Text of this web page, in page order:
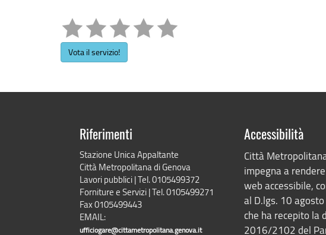
Vota il servizio!
Riferimenti
Stazione Unica Appaltante
Città Metropolitana di Genova
Lavori pubblici | Tel. 0105499372
Forniture e Servizi | Tel. 0105499271
Fax 0105499443
EMAIL:
ufficiogare@cittametropolitana.genova.it
Accessibilità
Città
impegna a
web accessibile,
al D.lgs. 10
che ha recepito la
2016/2102 del